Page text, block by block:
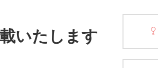
いたします